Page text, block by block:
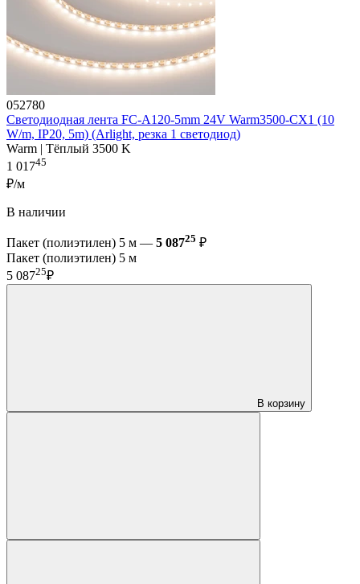
052780
Светодиодная лента FC-A120-5mm 24V Warm3500-CX1 (10
W/m, IP20, 5m) (Arlight, резка 1 светодиод)
Warm | Тёплый 3500 K
1 01745
₽/м
В наличии
Пакет (полиэтилен) 5 м — 5 08725 ₽
Пакет (полиэтилен) 5 м
5 08725₽
В корзину